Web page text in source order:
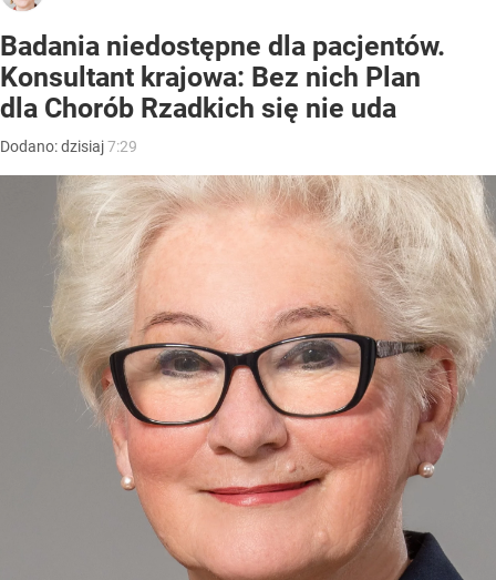
Badania niedostępne dla pacjentów.
Konsultant krajowa: Bez nich Plan
dla Chorób Rzadkich się nie uda
Dodano:dzisiaj7:29